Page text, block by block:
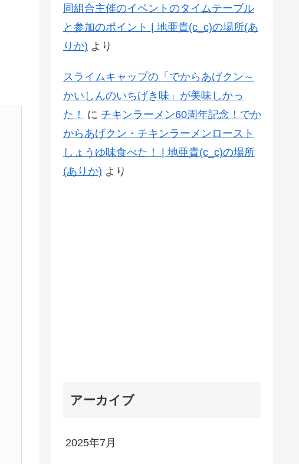
同組合主催のイベントのタイムテーブル
と参加のポイント | 地亜貴(c_c)の場所(あ
りか) より
スライムキャップの「でからあげクン～
かいしんのいちげき味」が美味しかっ
た！
に チキンラーメン60周年記念！でか
からあげクン・チキンラーメンロースト
しょうゆ味食べた！ | 地亜貴(c_c)の場所
(ありか) より
アーカイブ
2025年7月